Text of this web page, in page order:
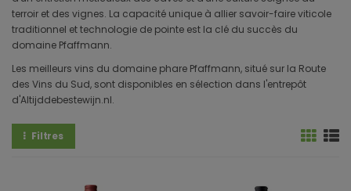
terroir et des vignes. La capacité unique à allier savoir-faire viticole
traditionnel et technologie de pointe est la clé du succès du
domaine Pfaffmann.
Les meilleurs vins du domaine phare Pfaffmann, situé sur la Route
des Vins du Sud, sont disponibles en sélection dans l'entrepôt
d'Altijddebestewijn.nl.
Filtres